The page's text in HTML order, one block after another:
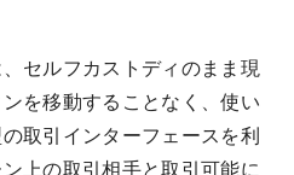
セルフカストディのまま現
を移動することなく、使い
取引インターフェースを利
上の取引相手と取引可能に